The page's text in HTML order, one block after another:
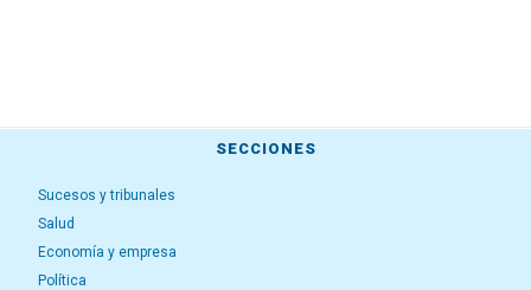
SECCIONES
Sucesos y tribunales
Salud
Economía y empresa
Política